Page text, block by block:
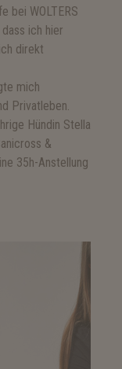
bei WOLTERS
ich hier
direkt
mich
Privatleben.
Hündin Stella
&
35h-Anstellung